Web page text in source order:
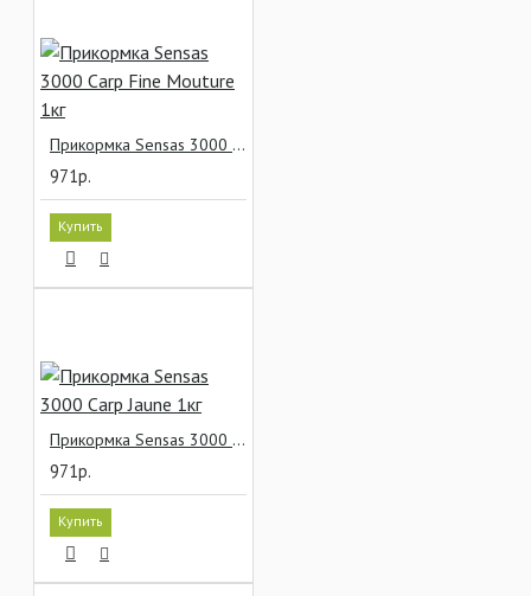
Прикормка Sensas 3000 Carp Fine Mouture 1кг
971р.
Купить
Прикормка Sensas 3000 Carp Jaune 1кг
971р.
Купить